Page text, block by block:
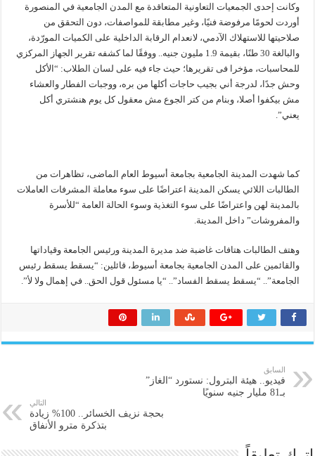
وكانت إحدى الجمعيات التعاونية المتعاقدة مع المدن الجامعية في المنصورة
أوردت لحومًا مرفوضة فنيًا، وغير مطابقة للمواصفات، دون التحقق من
صلاحيتها للاستهلاك الآدمي، لانعدام الرقابة الداخلية على الكميات المورّدة،
والبالغة 30 طنًا، بقيمة 1.9 مليون جنيه.. ووفقًا لما كشفه تقرير الجهاز المركزي
للمحاسبات، مؤخرا فى تقريرها؛ حيث جاء فيه على لسان الطلاب: “الأكل
وحش جدًا، لدرجة أني بجيب حاجات أكلها من بره، ووجبات الفطار والعشاء
مش بيكفوا أصلا، وبنام من كتر الجوع مش معقول كل يوم هنشتري أكل
يعني”.
كما شهدت المدينة الجامعية بجامعة أسيوط العام الماضى، تظاهرات من
الطالبات اللائي يسكن المدينة اعتراضًا على سوء معاملة المشرفات العاملات
بالمدينة لهن واعتراضًا على سوء التغذية وسوء الحالة العامة “للأسرة
والمفروشات” داخل المدينة.
وهتف الطالبات هتافات غاضبة ضد مديرة المدينة ورئيس الجامعة وقياداتها
والقائمين على المدن الجامعية بجامعة أسيوط، قائلين: “يسقط يسقط رئيس
الجامعة”.. “يسقط يسقط الفساد”.. “يا مسئول قول الحق.. في إهمال ولا لأ”.
السابق
فيديو.. هيئة البترول: نستورد “الغاز”
بـ81 مليار جنيه سنويًا
التالي
بحجة نزيف الخسائر.. 100% زيادة
بتذكرة مترو الأنفاق